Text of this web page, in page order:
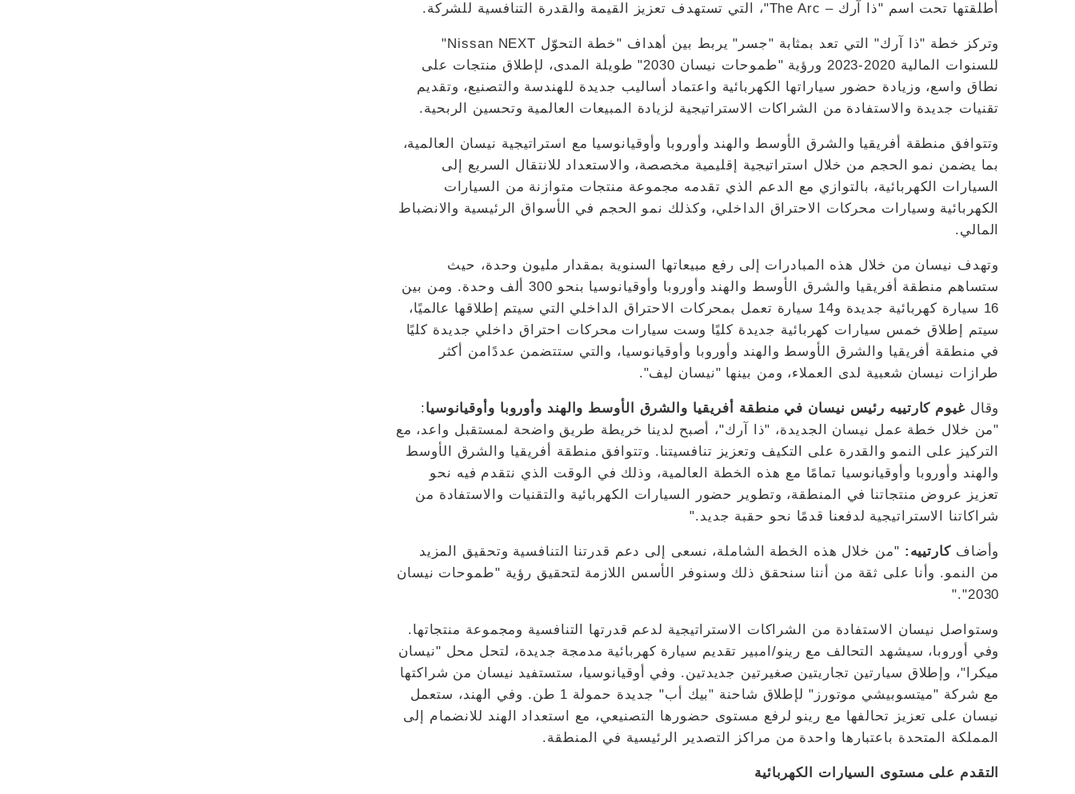
أطلقتها تحت اسم "ذا آرك – The Arc"، التي تستهدف تعزيز القيمة والقدرة التنافسية للشركة.
وتركز خطة "ذا آرك" التي تعد بمثابة "جسر" يربط بين أهداف "خطة التحوّل Nissan NEXT"
للسنوات المالية 2020-2023 ورؤية "طموحات نيسان 2030" طويلة المدى، لإطلاق منتجات على
نطاق واسع، وزيادة حضور سياراتها الكهربائية واعتماد أساليب جديدة للهندسة والتصنيع، وتقديم
تقنيات جديدة والاستفادة من الشراكات الاستراتيجية لزيادة المبيعات العالمية وتحسين الربحية.
وتتوافق منطقة أفريقيا والشرق الأوسط والهند وأوروبا وأوقيانوسيا مع استراتيجية نيسان العالمية،
بما يضمن نمو الحجم من خلال استراتيجية إقليمية مخصصة، والاستعداد للانتقال السريع إلى
السيارات الكهربائية، بالتوازي مع الدعم الذي تقدمه مجموعة منتجات متوازنة من السيارات
الكهربائية وسيارات محركات الاحتراق الداخلي، وكذلك نمو الحجم في الأسواق الرئيسية والانضباط
المالي.
وتهدف نيسان من خلال هذه المبادرات إلى رفع مبيعاتها السنوية بمقدار مليون وحدة، حيث
ستساهم منطقة أفريقيا والشرق الأوسط والهند وأوروبا وأوقيانوسيا بنحو 300 ألف وحدة. ومن بين
16 سيارة كهربائية جديدة و14 سيارة تعمل بمحركات الاحتراق الداخلي التي سيتم إطلاقها عالميًا،
سيتم إطلاق خمس سيارات كهربائية جديدة كليًا وست سيارات محركات احتراق داخلي جديدة كليًا
في منطقة أفريقيا والشرق الأوسط والهند وأوروبا وأوقيانوسيا، والتي ستتضمن عددًامن أكثر
طرازات نيسان شعبية لدى العملاء، ومن بينها "نيسان ليف".
وقالغيوم كارتييه رئيس نيسان في منطقة أفريقيا والشرق الأوسط والهند وأوروبا وأوقيانوسيا:
"من خلال خطة عمل نيسان الجديدة، "ذا آرك"، أصبح لدينا خريطة طريق واضحة لمستقبل واعد، مع
التركيز على النمو والقدرة على التكيف وتعزيز تنافسيتنا. وتتوافق منطقة أفريقيا والشرق الأوسط
والهند وأوروبا وأوقيانوسيا تمامًا مع هذه الخطة العالمية، وذلك في الوقت الذي نتقدم فيه نحو
تعزيز عروض منتجاتنا في المنطقة، وتطوير حضور السيارات الكهربائية والتقنيات والاستفادة من
شراكاتنا الاستراتيجية لدفعنا قدمًا نحو حقبة جديد."
وأضافكارتييه: "من خلال هذه الخطة الشاملة، نسعى إلى دعم قدرتنا التنافسية وتحقيق المزيد
من النمو. وأنا على ثقة من أننا سنحقق ذلك وسنوفر الأسس اللازمة لتحقيق رؤية "طموحات نيسان
2030"."
وستواصل نيسان الاستفادة من الشراكات الاستراتيجية لدعم قدرتها التنافسية ومجموعة منتجاتها.
وفي أوروبا، سيشهد التحالف مع رينو/امبير تقديم سيارة كهربائية مدمجة جديدة، لتحل محل "نيسان
ميكرا"، وإطلاق سيارتين تجاريتين صغيرتين جديدتين. وفي أوقيانوسيا، ستستفيد نيسان من شراكتها
مع شركة "ميتسوبيشي موتورز" لإطلاق شاحنة "بيك أب" جديدة حمولة 1 طن. وفي الهند، ستعمل
نيسان على تعزيز تحالفها مع رينو لرفع مستوى حضورها التصنيعي، مع استعداد الهند للانضمام إلى
المملكة المتحدة باعتبارها واحدة من مراكز التصدير الرئيسية في المنطقة.
التقدم على مستوى السيارات الكهربائية